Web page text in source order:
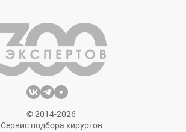
© 2014-2026
Сервис подбора хирургов